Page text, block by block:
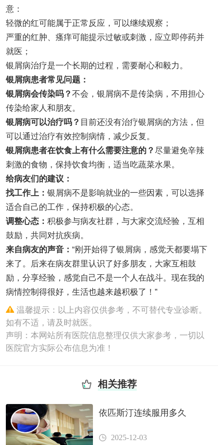
意：
轻微的红可能属于正常反应，可以继续观察；
严重的红肿、瘙痒可能提示过敏或刺激，应立即停药并
就医；
银屑病治疗是一个长期的过程，需要耐心和毅力。
银屑病患者常见问题：
银屑病会传染吗？ 不会，银屑病不是传染病，不用担心
传染给家人和朋友。
银屑病可以治疗吗？ 目前还没有治疗银屑病的方法，但
可以通过治疗有效控制病情，减少反复。
银屑病患者在饮食上有什么需要注意的？ 尽量避免辛辣
刺激的食物，保持饮食均衡，适当吃蔬菜水果。
给病友们的建议：
找工作上： 银屑病不是影响就业的一些因素，可以选择
适合自己的工作，保持积极的心态。
调整心态： 积极参与病友社群，与大家交流经验，互相
鼓励，共同对抗疾病。
来自病友的声音： “刚开始得了银屑病，感觉天都要塌下
来了。后来在病友群里认识了好多朋友，大家互相鼓
励，分享经验，感觉自己不是一个人在战斗。现在我的
病情控制得很好，生活也越来越积极了！”
温馨提示：以上内容仅供参考，不可替代专业诊断。
如有不适，请及时就医。
声明：本网站所有医院信息整理仅供大家参考，一切以
医院官方实际公布信息为准！
相关推荐
依匹斯汀连续服用多久
2025-12-03